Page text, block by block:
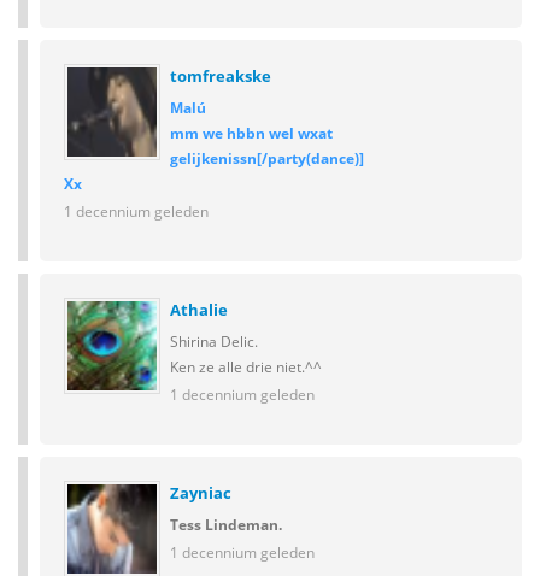
tomfreakske
Malú
mm we hbbn wel wxat
gelijkenissn[/party(dance)]
Xx
1 decennium geleden
Athalie
Shirina Delic.
Ken ze alle drie niet.^^
1 decennium geleden
Zayniac
Tess Lindeman.
1 decennium geleden